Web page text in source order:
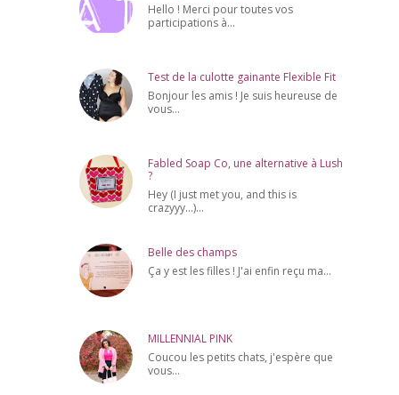
Hello ! Merci pour toutes vos
participations à...
Test de la culotte gainante Flexible Fit
Bonjour les amis ! Je suis heureuse de
vous...
Fabled Soap Co, une alternative à Lush
?
Hey (I just met you, and this is
crazyyy...)...
Belle des champs
Ça y est les filles ! J'ai enfin reçu ma...
MILLENNIAL PINK
Coucou les petits chats, j'espère que
vous...